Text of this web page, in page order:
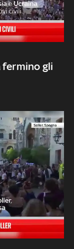
fermino gli